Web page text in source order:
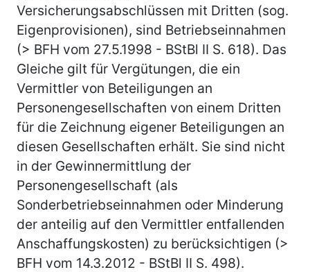
Versicherungsabschlüssen mit Dritten (sog.
Eigenprovisionen), sind Betriebseinnahmen
(> BFH vom 27.5.1998 - BStBl II S. 618). Das
Gleiche gilt für Vergütungen, die ein
Vermittler von Beteiligungen an
Personengesellschaften von einem Dritten
für die Zeichnung eigener Beteiligungen an
diesen Gesellschaften erhält. Sie sind nicht
in der Gewinnermittlung der
Personengesellschaft (als
Sonderbetriebseinnahmen oder Minderung
der anteilig auf den Vermittler entfallenden
Anschaffungskosten) zu berücksichtigen (>
BFH vom 14.3.2012 - BStBl II S. 498).